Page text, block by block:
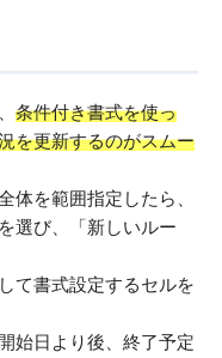
条件付き書式を使っ
を更新するのがスムー
体を範囲指定したら、
選び、「新しいルー
て書式設定するセルを
始日より後、終了予定